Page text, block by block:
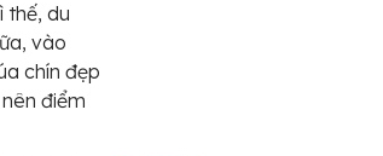
thế, du
vào
chín đẹp
điểm